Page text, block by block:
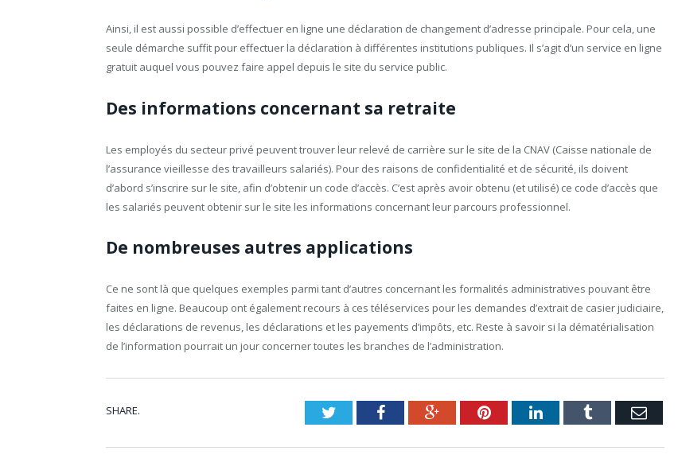
Ainsi, il est aussi possible d’effectuer en ligne une déclaration de changement d’adresse principale. Pour cela, une
seule démarche suffit pour effectuer la déclaration à différentes institutions publiques. Il s’agit d’un service en ligne
gratuit auquel vous pouvez faire appel depuis le site du service public.
Des informations concernant sa retraite
Les employés du secteur privé peuvent trouver leur relevé de carrière sur le site de la CNAV (Caisse nationale de
l’assurance vieillesse des travailleurs salariés). Pour des raisons de confidentialité et de sécurité, ils doivent
d’abord s’inscrire sur le site, afin d’obtenir un code d’accès. C’est après avoir obtenu (et utilisé) ce code d’accès que
les salariés peuvent obtenir sur le site les informations concernant leur parcours professionnel.
De nombreuses autres applications
Ce ne sont là que quelques exemples parmi tant d’autres concernant les formalités administratives pouvant être
faites en ligne. Beaucoup ont également recours à ces téléservices pour les demandes d’extrait de casier judiciaire,
les déclarations de revenus, les déclarations et les payements d’impôts, etc. Reste à savoir si la dématérialisation
de l’information pourrait un jour concerner toutes les branches de l’administration.
SHARE. TwitterFacebookGoogle+PinterestLinkedInTumblr Email